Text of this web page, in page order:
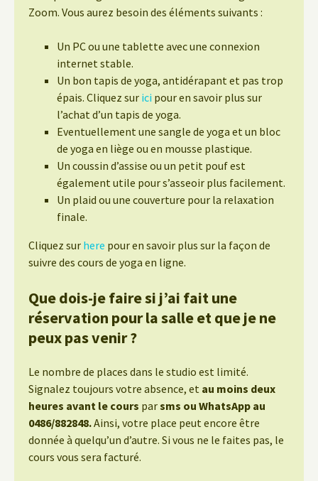
Zoom. Vous aurez besoin des éléments suivants :
Un PC ou une tablette avec une connexion
internet stable.
Un bon tapis de yoga, antidérapant et pas trop
épais. Cliquez sur ici pour en savoir plus sur
l’achat d’un tapis de yoga.
Eventuellement une sangle de yoga et un bloc
de yoga en liège ou en mousse plastique.
Un coussin d’assise ou un petit pouf est
également utile pour s’asseoir plus facilement.
Un plaid ou une couverture pour la relaxation
finale.
Cliquez sur here pour en savoir plus sur la façon de
suivre des cours de yoga en ligne.
Que dois-je faire si j’ai fait une
réservation pour la salle et que je ne
peux pas venir ?
Le nombre de places dans le studio est limité.
Signalez toujours votre absence, et au moins deux
heures avant le cours parsms ou WhatsApp au
0486/882848.Ainsi, votre place peut encore être
donnée à quelqu’un d’autre. Si vous ne le faites pas, le
cours vous sera facturé.